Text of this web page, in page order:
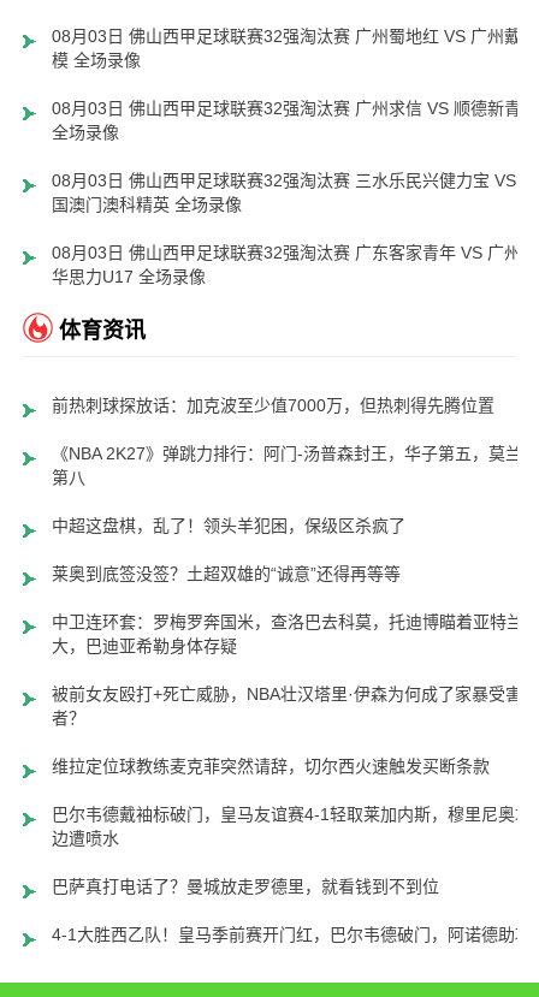
08月03日 佛山西甲足球联赛32强淘汰赛 广州蜀地红 VS 广州戴拿
模 全场录像
08月03日 佛山西甲足球联赛32强淘汰赛 广州求信 VS 顺德新青年
全场录像
08月03日 佛山西甲足球联赛32强淘汰赛 三水乐民兴健力宝 VS 中
国澳门澳科精英 全场录像
08月03日 佛山西甲足球联赛32强淘汰赛 广东客家青年 VS 广州英
华思力U17 全场录像
体育资讯
前热刺球探放话：加克波至少值7000万，但热刺得先腾位置
《NBA 2K27》弹跳力排行：阿门-汤普森封王，华子第五，莫兰特
第八
中超这盘棋，乱了！领头羊犯困，保级区杀疯了
莱奥到底签没签？土超双雄的“诚意”还得再等等
中卫连环套：罗梅罗奔国米，查洛巴去科莫，托迪博瞄着亚特兰
大，巴迪亚希勒身体存疑
被前女友殴打+死亡威胁，NBA壮汉塔里·伊森为何成了家暴受害
者？
维拉定位球教练麦克菲突然请辞，切尔西火速触发买断条款
巴尔韦德戴袖标破门，皇马友谊赛4-1轻取莱加内斯，穆里尼奥场
边遭喷水
巴萨真打电话了？曼城放走罗德里，就看钱到不到位
4-1大胜西乙队！皇马季前赛开门红，巴尔韦德破门，阿诺德助攻